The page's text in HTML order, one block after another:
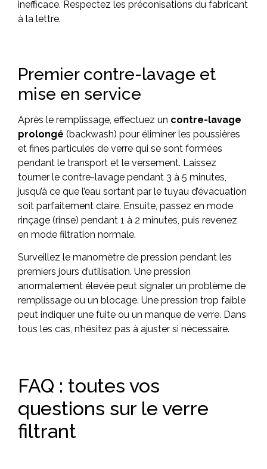
inefficace. Respectez les préconisations du fabricant
à la lettre.
Premier contre-lavage et
mise en service
Après le remplissage, effectuez un contre-lavage
prolongé (backwash) pour éliminer les poussières
et fines particules de verre qui se sont formées
pendant le transport et le versement. Laissez
tourner le contre-lavage pendant 3 à 5 minutes,
jusqu’à ce que l’eau sortant par le tuyau d’évacuation
soit parfaitement claire. Ensuite, passez en mode
rinçage (rinse) pendant 1 à 2 minutes, puis revenez
en mode filtration normale.
Surveillez le manomètre de pression pendant les
premiers jours d’utilisation. Une pression
anormalement élevée peut signaler un problème de
remplissage ou un blocage. Une pression trop faible
peut indiquer une fuite ou un manque de verre. Dans
tous les cas, n’hésitez pas à ajuster si nécessaire.
FAQ : toutes vos
questions sur le verre
filtrant